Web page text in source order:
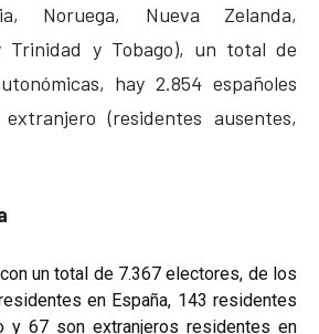
Noruega, Nueva Zelanda,
Trinidad y Tobago), un total de
hay 2.854 españoles
(residentes ausentes,
un total de 7.367 electores, de los
en España, 143 residentes
y 67 son extranjeros residentes en